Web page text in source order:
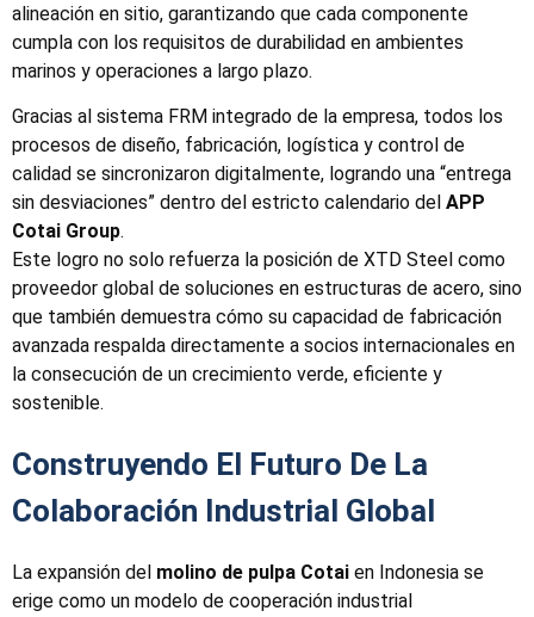
alineación en sitio, garantizando que cada componente
cumpla con los requisitos de durabilidad en ambientes
marinos y operaciones a largo plazo.
Gracias al sistema FRM integrado de la empresa, todos los
procesos de diseño, fabricación, logística y control de
calidad se sincronizaron digitalmente, logrando una “entrega
sin desviaciones” dentro del estricto calendario del APP
Cotai Group.
Este logro no solo refuerza la posición de XTD Steel como
proveedor global de soluciones en estructuras de acero, sino
que también demuestra cómo su capacidad de fabricación
avanzada respalda directamente a socios internacionales en
la consecución de un crecimiento verde, eficiente y
sostenible.
Construyendo El Futuro De La
Colaboración Industrial Global
La expansión del molino de pulpa Cotai en Indonesia se
erige como un modelo de cooperación industrial